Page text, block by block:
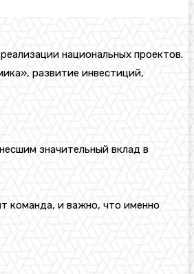
национальных проектов.
развитие инвестиций,
значительный вклад в
команда, и важно, что именно